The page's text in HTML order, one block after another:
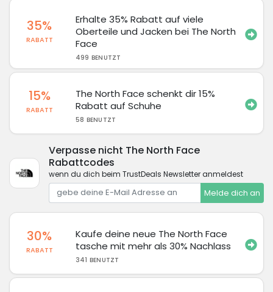
35%
RABATT
Erhalte 35% Rabatt auf viele
Oberteile und Jacken bei The North
Face
499 BENUTZT
15%
RABATT
The North Face schenkt dir 15%
Rabatt auf Schuhe
58 BENUTZT
Verpasse nicht The North Face
Rabattcodes
wenn du dich beim TrustDeals Newsletter anmeldest
Melde dich an
30%
RABATT
Kaufe deine neue The North Face
tasche mit mehr als 30% Nachlass
341 BENUTZT